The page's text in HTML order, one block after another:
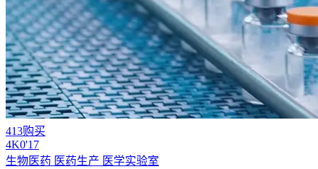
413购买
4K0'17
生物医药 医药生产 医学实验室